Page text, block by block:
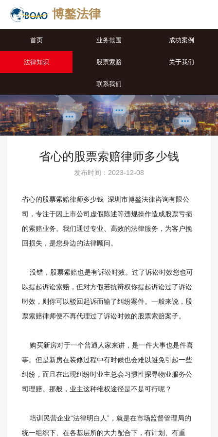
博鏊法律
首页 业务范围 成功案例
法律知识 股票索赔 关于我们
联系我们
省心的股票索赔律师多少钱
发布时间：2023-12-08
省心的股票索赔律师多少钱 深圳市博鏊法律咨询有限公
司，专注于因上市公司虚假陈述等违规操作造成股票亏损
的索赔业务。我们通过专业、高效的法律服务，为客户挽
回损失，是您身边的法律顾问。
没错，股票索赔也是有诉讼时效。过了诉讼时效您也可
以提起诉讼索赔，但对方假若抗辩权你提起诉讼过了诉讼
时效，则你可以驳回起诉而输了纠纷案件。一般来说，股
票索赔律师便不再代理过了诉讼时效的股票索赔案子。
购买新房对于一个普通人家来讲，是一件大事也是件喜
事。但是新房在装修过程中有时候也会难以避免引起一些
纠纷，而且在出现纠纷时业主总会习惯性探寻物业服务公
司理赔。那般，业主这种维权途径是不是可行呢？
培训民营企业“法律明白人”，就是在市场监督管理局的
统一组织下、在各基层所的大力配合下，有计划、有重